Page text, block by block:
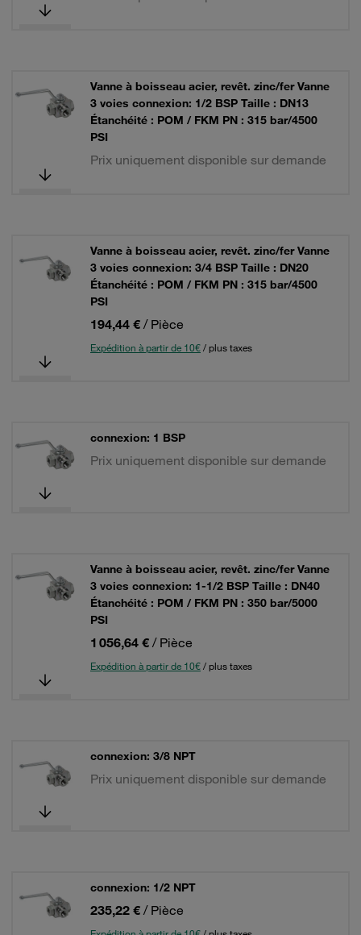
Vanne à boisseau acier, revêt. zinc/fer Vanne
3 voies connexion: 1/2 BSP Taille : DN13
Étanchéité : POM / FKM PN : 315 bar/4500
PSI
Prix uniquement disponible sur demande
Vanne à boisseau acier, revêt. zinc/fer Vanne
3 voies connexion: 3/4 BSP Taille : DN20
Étanchéité : POM / FKM PN : 315 bar/4500
PSI
194,44 € / Pièce
Expédition à partir de 10€/ plus taxes
connexion: 1 BSP
Prix uniquement disponible sur demande
Vanne à boisseau acier, revêt. zinc/fer Vanne
3 voies connexion: 1-1/2 BSP Taille : DN40
Étanchéité : POM / FKM PN : 350 bar/5000
PSI
1 056,64 € / Pièce
Expédition à partir de 10€/ plus taxes
connexion: 3/8 NPT
Prix uniquement disponible sur demande
connexion: 1/2 NPT
235,22 € / Pièce